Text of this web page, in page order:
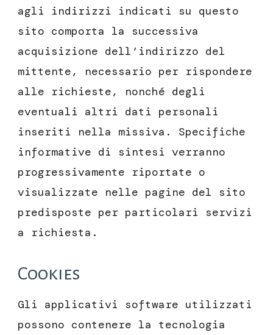
agli indirizzi indicati su questo
sito comporta la successiva
acquisizione dell’indirizzo del
mittente, necessario per rispondere
alle richieste, nonché degli
eventuali altri dati personali
inseriti nella missiva. Specifiche
informative di sintesi verranno
progressivamente riportate o
visualizzate nelle pagine del sito
predisposte per particolari servizi
a richiesta.
Cookies
Gli applicativi software utilizzati
possono contenere la tecnologia